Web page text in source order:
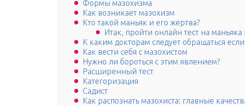
Формы мазохизма
Как возникает мазохизм
Кто такой маньяк и его жертва?
Итак, пройти онлайн тест на маньяка
К каким докторам следует обращаться
Как вести себя с мазохистом
Нужно ли бороться с этим явлением?
Расширенный тест
Категоризация
Садист
Как распознать мазохиста: главные